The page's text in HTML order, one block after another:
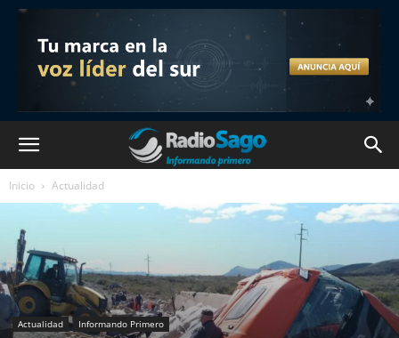
Inicio Actualidad
Actualidad Informando Primero